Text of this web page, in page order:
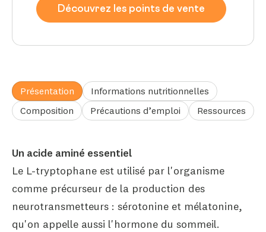
Découvrez les points de vente
Présentation
Informations nutritionnelles
Composition
Précautions d’emploi Ressources
Un acide aminé essentiel
Le L-tryptophane est utilisé par l'organisme
comme précurseur de la production des
neurotransmetteurs : sérotonine et mélatonine,
qu'on appelle aussi l'hormone du sommeil.